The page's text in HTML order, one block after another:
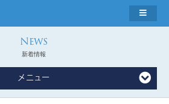
新着情報
メニュー